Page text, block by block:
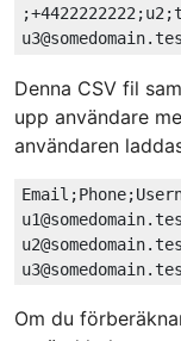
Denna CSV fil
upp användare
användaren
Om du